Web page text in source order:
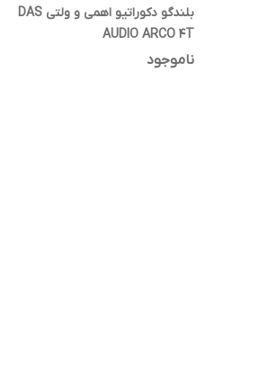
بلندگو دکوراتیو اهمی و ولتی DAS
AUDIO ARCO 4T
ناموجود